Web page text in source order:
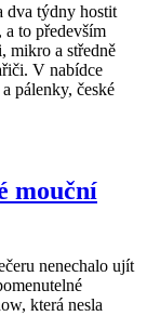
dva týdny hostit
to především
mikro a středně
V nabídce
pálenky, české
mouční
nenechalo ujít
která nesla